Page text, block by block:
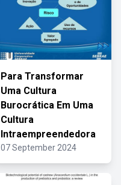
Para Transformar
Uma Cultura
Burocrática Em Uma
Cultura
Intraempreendedora
07 September 2024